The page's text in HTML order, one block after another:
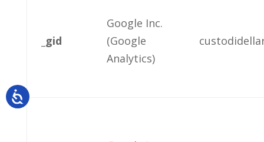
_gid
Google Inc.
(Google
Analytics)